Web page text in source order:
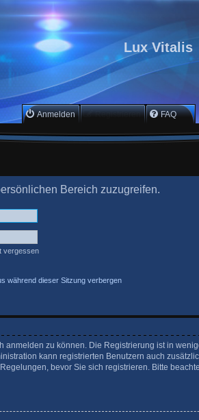
Lux Vitalis
Anmelden Registrieren FAQ
Bereich zuzugreifen.
vergessen
während dieser Sitzung verbergen
anmelden zu können. Die Registrierung ist in
kann registrierten Benutzern auch
bevor Sie sich registrieren. Bitte